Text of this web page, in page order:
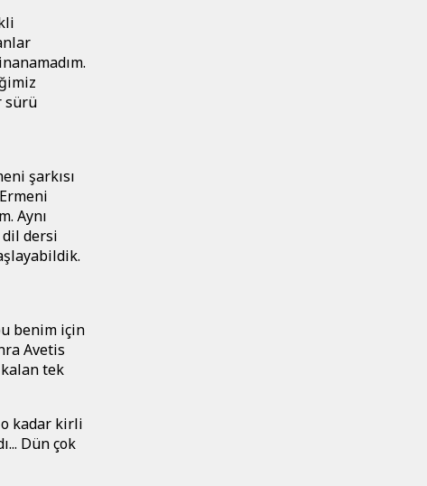
sürü
şarkısı
Aynı
dersi
benim için
Avetis
tek
kadar kirli
Dün çok